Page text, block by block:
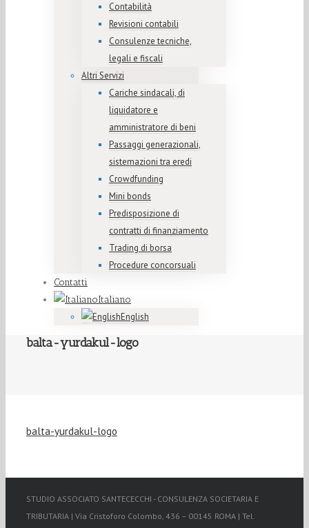
Contabilità
Revisioni contabili
Consulenze tecniche,
legali e fiscali
Altri Servizi
Cariche sindacali, di
liquidatore e
amministratore di beni
Passaggi generazionali,
sistemazioni tra eredi
Crowdfunding
Mini bonds
Predisposizione di
contratti di finanziamento
Trading di borsa
Procedure concorsuali
Contatti
Italiano
English
balta-yurdakul-logo
balta-yurdakul-logo
STUDIO ASSOCIATO SANTECECCHI - CONSULENZA SOCIETARIA E
TRIBUTARIA | Via Cristoforo Colombo, 436 – 00145 ROMA | Tel.